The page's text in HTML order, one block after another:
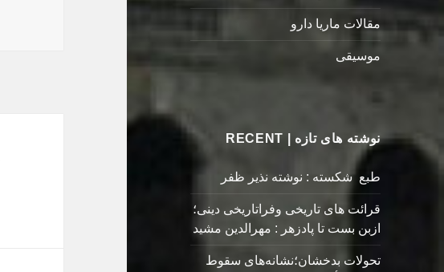
مقالات ماریا دارو
موسیقی
نوشته های تازه | RECENT
طبع شکسته : نوشته نذیر ظفر
قرائت های تاریخی وفراتاریخی دینی؛
ازبن بست تا پادزهر : مهرالدین مشید
تحولات بدخشان؛نشانه‌های سقوط